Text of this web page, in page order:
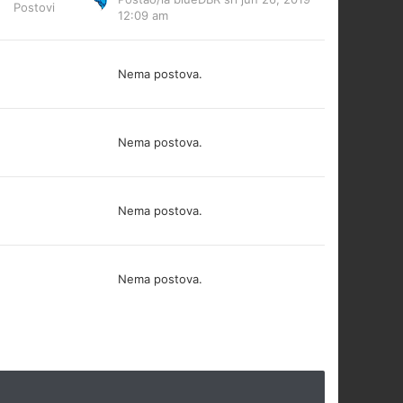
Postovi
12:09 am
Nema postova.
Nema postova.
Nema postova.
Nema postova.